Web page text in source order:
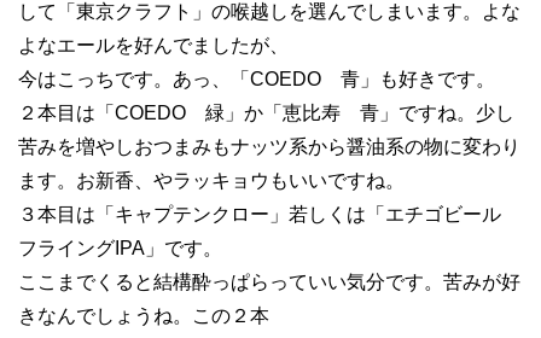
して「東京クラフト」の喉越しを選んでしまいます。よな
よなエールを好んでましたが、
今はこっちです。あっ、「COEDO 青」も好きです。
２本目は「COEDO 緑」か「恵比寿 青」ですね。少し
苦みを増やしおつまみもナッツ系から醤油系の物に変わり
ます。お新香、やラッキョウもいいですね。
３本目は「キャプテンクロー」若しくは「エチゴビール
フライングIPA」です。
ここまでくると結構酔っぱらっていい気分です。苦みが好
きなんでしょうね。この２本